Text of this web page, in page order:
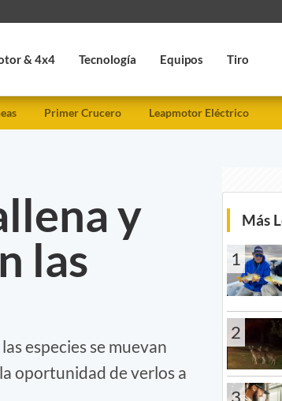
& 4x4 Tecnología Equipos Tiro
Primer Crucero Leapmotor Eléctrico
y
las
especies se muevan
oportunidad de verlos a
Más
1
2
3